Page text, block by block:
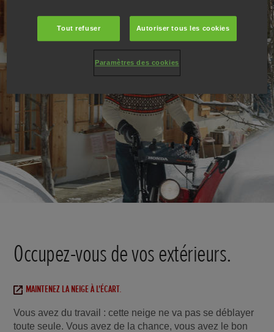
Occupez-vous de vos extérieurs.
MAINTENEZ LA NEIGE À L'ÉCART.
Vous avez du travail : cette neige ne va pas se déblayer
toute seule. Vous avez de la chance, vous avez le bon
Tout refuser Autoriser tous les cookies
Paramètres des cookies